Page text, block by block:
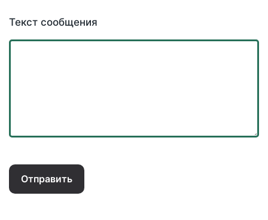
Текст сообщения
Отправить